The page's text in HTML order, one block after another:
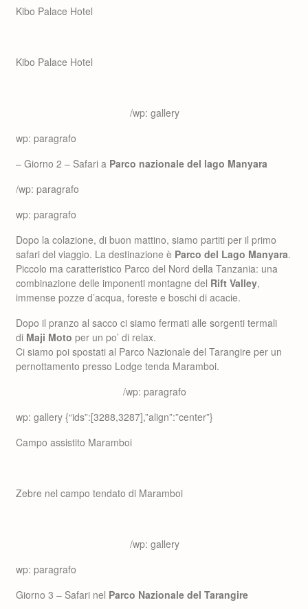
Kibo Palace Hotel
Kibo Palace Hotel
/wp: gallery
wp: paragrafo
– Giorno 2 – Safari a Parco nazionale del lago Manyara
/wp: paragrafo
wp: paragrafo
Dopo la colazione, di buon mattino, siamo partiti per il primo
safari del viaggio. La destinazione è Parco del Lago Manyara.
Piccolo ma caratteristico Parco del Nord della Tanzania: una
combinazione delle imponenti montagne del Rift Valley,
immense pozze d’acqua, foreste e boschi di acacie.
Dopo il pranzo al sacco ci siamo fermati alle sorgenti termali
di Maji Moto per un po’ di relax.
Ci siamo poi spostati al Parco Nazionale del Tarangire per un
pernottamento presso Lodge tenda Maramboi.
/wp: paragrafo
wp: gallery {“ids”:[3288,3287],”align”:”center”}
Campo assistito Maramboi
Zebre nel campo tendato di Maramboi
/wp: gallery
wp: paragrafo
Giorno 3 – Safari nel Parco Nazionale del Tarangire